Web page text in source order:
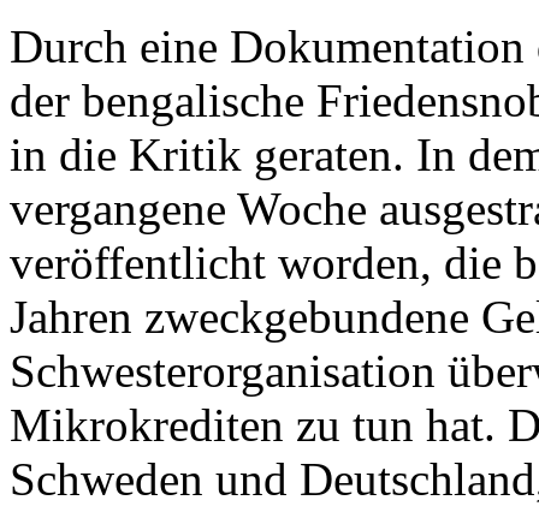
Durch eine Dokumentation
der bengalische
in die Kritik geraten. In
vergangene Woche
veröffentlicht worden, die
Jahren zweckgebundene
Schwesterorganisation
Mikrokrediten zu tun hat.
Schweden und